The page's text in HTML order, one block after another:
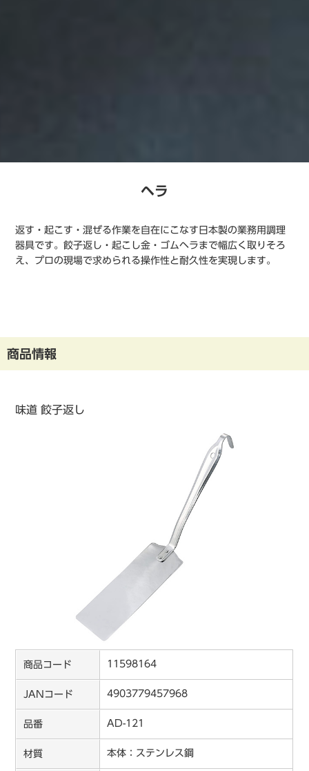
ヘラ
返す・起こす・混ぜる作業を自在にこなす日本製の業務用調理
器具です。餃子返し・起こし金・ゴムヘラまで幅広く取りそろ
え、プロの現場で求められる操作性と耐久性を実現します。
商品情報
味道 餃子返し
商品コード 11598164
JANコード 4903779457968
品番 AD-121
材質 本体：ステンレス鋼